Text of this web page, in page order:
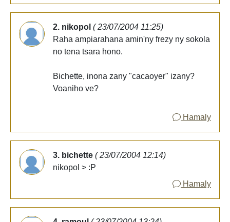
2. nikopol ( 23/07/2004 11:25)
Raha ampiarahana amin'ny frezy ny sokola
no tena tsara hono.
Bichette, inona zany "cacaoyer" izany?
Voaniho ve?
Hamaly
3. bichette ( 23/07/2004 12:14)
nikopol > :P
Hamaly